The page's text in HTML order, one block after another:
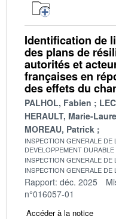
Identification de
des plans de
autorités et
françaises en
des effets du
PALHOL, Fabien
HERAULT, Marie-Laure
MOREAU, Patrick
INSPECTION GENERALE
DEVELOPPEMENT
INSPECTION GENERALE DE
INSPECTION GENERALE DE
Rapport: déc. 2025
n°016057-01
Accéder à la notice